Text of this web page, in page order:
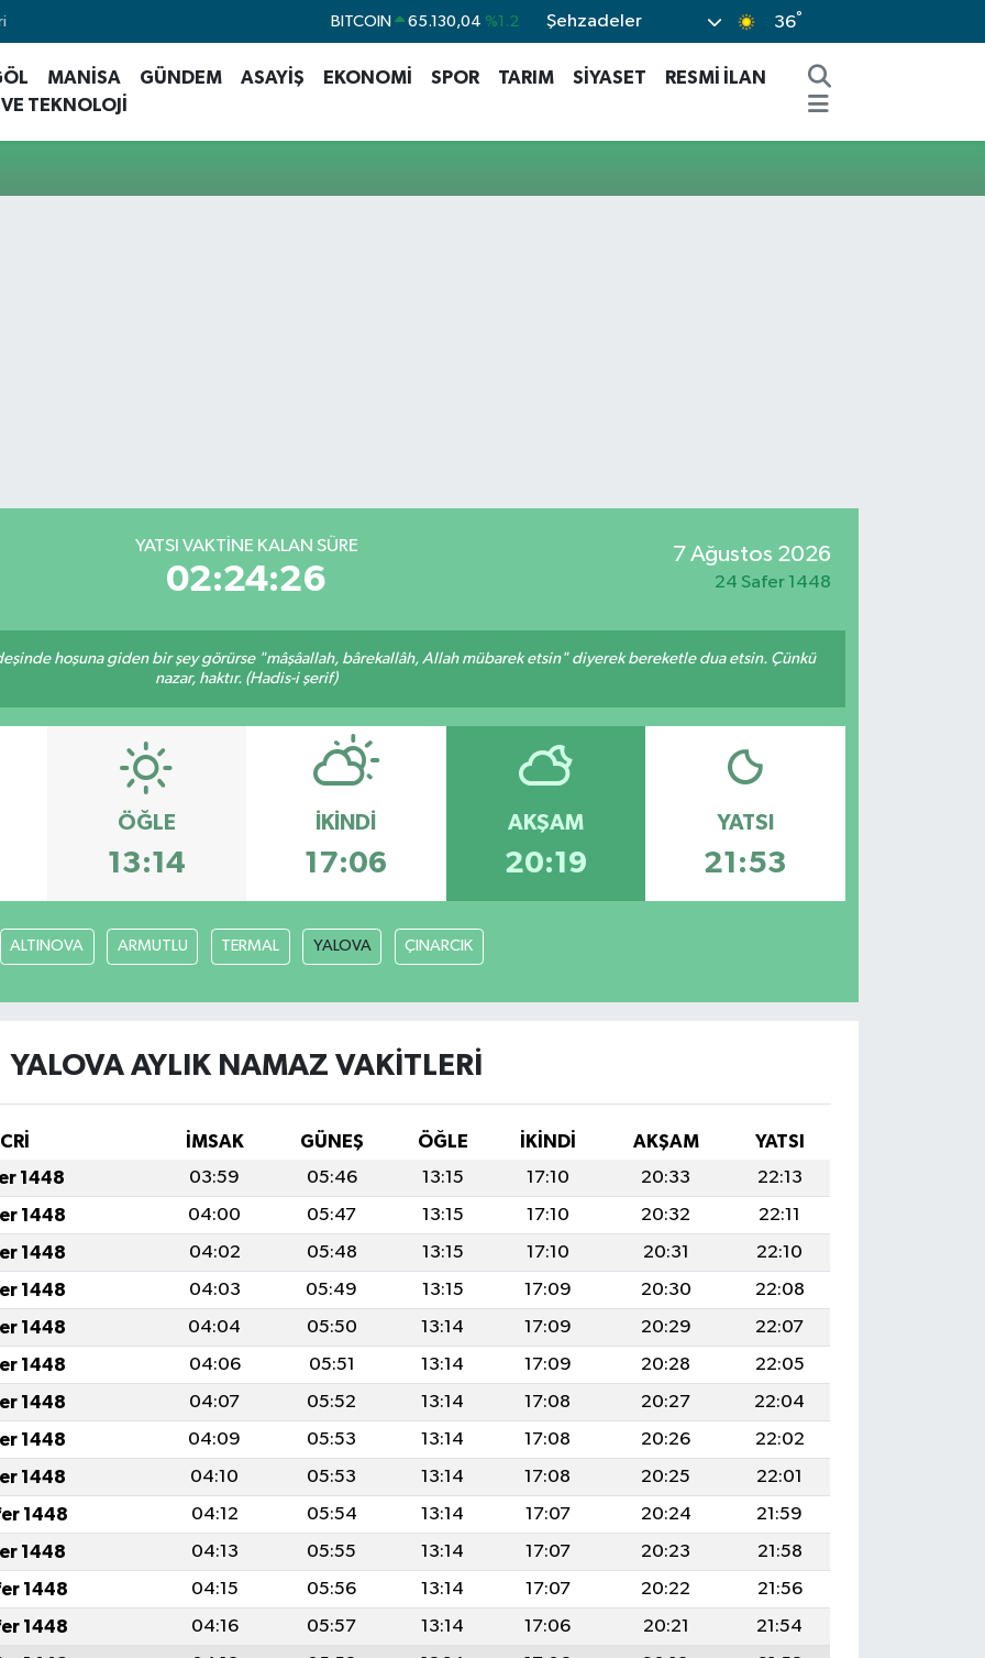
BITCOIN 65.130,04 %1.2
STERLİN 64,4046 %0.35
Şehzadeler 36°
MANİSA GÜNDEM ASAYİŞ EKONOMİ SPOR TARIM SİYASET
RESMİ İLAN
TEKNOLOJİ
YATSI VAKTINE KALAN SÜRE
02:24:26
7 Ağustos 2026
24 Safer 1448
hoşuna giden bir şey görürse "mâşâallah, bârekallâh, Allah mübarek etsin" diyerek bereketle dua etsin. Çünkü
nazar, haktır. (Hadis-i şerif)
ÖĞLE
13:14
İKINDI
17:06
AKŞAM
20:19
YATSI
21:53
ALTINOVA ARMUTLU TERMAL YALOVA ÇINARCIK
YALOVA AYLIK NAMAZ VAKITLERI
İMSAK GÜNEŞ ÖĞLE İKINDI AKŞAM
YATSI
1448 03:59 05:46 13:15 17:10 20:33
22:13
1448 04:00 05:47 13:15 17:10 20:32
22:11
1448 04:02 05:48 13:15 17:10 20:31
22:10
1448 04:03 05:49 13:15 17:09 20:30
22:08
1448 04:04 05:50 13:14 17:09 20:29
22:07
1448 04:06 05:51 13:14 17:09 20:28
22:05
1448 04:07 05:52 13:14 17:08 20:27
22:04
1448 04:09 05:53 13:14 17:08 20:26
22:02
1448 04:10 05:53 13:14 17:08 20:25
22:01
1448 04:12 05:54 13:14 17:07 20:24
21:59
1448 04:13 05:55 13:14 17:07 20:23
21:58
1448 04:15 05:56 13:14 17:07 20:22
21:56
1448 04:16 05:57 13:14 17:06 20:21
21:54